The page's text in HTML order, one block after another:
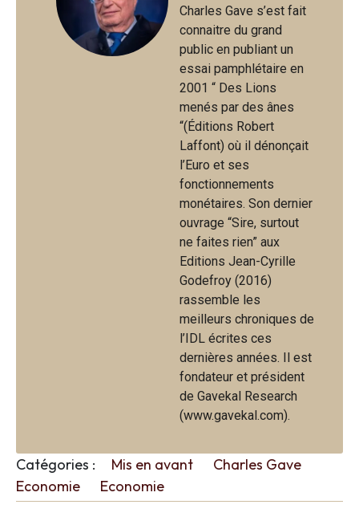
Charles Gave s’est fait
connaitre du grand
public en publiant un
essai pamphlétaire en
2001 “ Des Lions
menés par des ânes
“(Éditions Robert
Laffont) où il dénonçait
l’Euro et ses
fonctionnements
monétaires. Son dernier
ouvrage “Sire, surtout
ne faites rien” aux
Editions Jean-Cyrille
Godefroy (2016)
rassemble les
meilleurs chroniques de
l’IDL écrites ces
dernières années. Il est
fondateur et président
de Gavekal Research
(www.gavekal.com).
Catégories : Mis en avant
Charles Gave
Economie
Economie